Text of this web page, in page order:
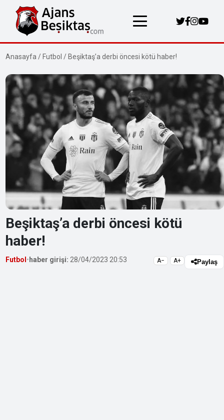
Anasayfa / Futbol / Beşiktaş’a derbi öncesi kötü haber!
Beşiktaş’a derbi öncesi kötü
haber!
Futbol • haber girişi: 28/04/2023 20:53 A− A+ Paylaş